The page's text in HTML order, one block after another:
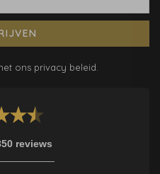
ons privacy beleid.
reviews